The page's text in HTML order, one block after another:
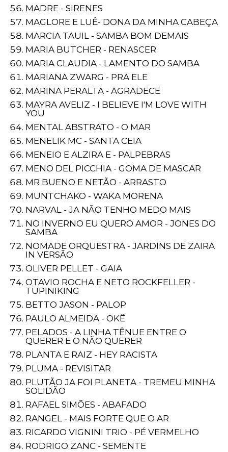
MADRE - SIRENES
MAGLORE E LUÊ- DONA DA MINHA CABEÇA
MARCIA TAUIL - SAMBA BOM DEMAIS
MARIA BUTCHER - RENASCER
MARIA CLAUDIA - LAMENTO DO SAMBA
MARIANA ZWARG - PRA ELE
MARINA PERALTA - AGRADECE
MAYRA AVELIZ - I BELIEVE I'M LOVE WITH
YOU
MENTAL ABSTRATO - O MAR
MENELIK MC - SANTA CEIA
MENEIO E ALZIRA E - PALPEBRAS
MENO DEL PICCHIA - GOMA DE MASCAR
MR BUENO E NETÃO - ARRASTO
MUNTCHAKO - WAKA MORENA
NARVAL - JA NÃO TENHO MEDO MAIS
NO INVERNO EU QUERO AMOR - JONES DO
SAMBA
NOMADE ORQUESTRA - JARDINS DE ZAIRA
IN VERSÃO
OLIVER PELLET - GAIA
OTAVIO ROCHA E NETO ROCKFELLER -
TUPINIKING
BETTO JASON - PALOP
PAULO ALMEIDA - OKÊ
PELADOS - A LINHA TÊNUE ENTRE O
QUERER E O NÃO QUERER
PLANTA E RAIZ - HEY RACISTA
PLUMA - REVISITAR
PLUTÃO JA FOI PLANETA - TREMEU MINHA
SOLIDÃO
RAFAEL SIMÕES - ABAFADO
RANGEL - MAIS FORTE QUE O AR
RICARDO VIGNINI TRIO - PÉ VERMELHO
RODRIGO ZANC - SEMENTE